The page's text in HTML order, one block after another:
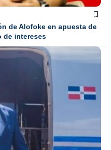
de Alofoke en apuesta de
de intereses